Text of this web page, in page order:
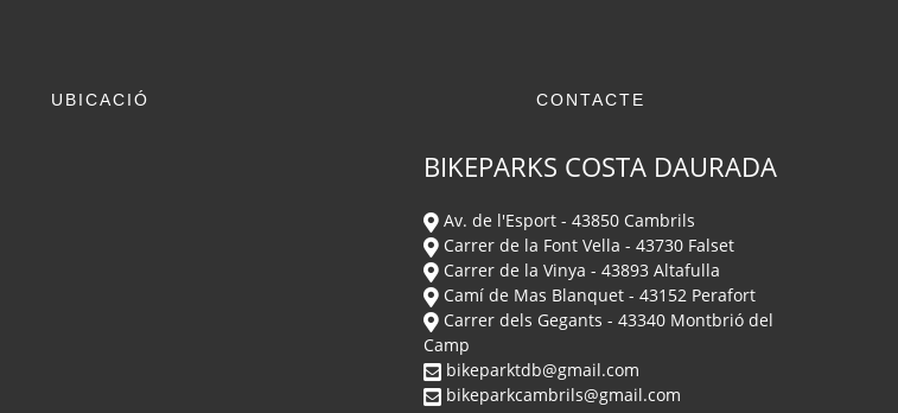
UBICACIÓ CONTACTE
BIKEPARKS COSTA DAURADA
Av. de l'Esport - 43850 Cambrils
Carrer de la Font Vella - 43730 Falset
Carrer de la Vinya - 43893 Altafulla
Camí de Mas Blanquet - 43152 Perafort
Carrer dels Gegants - 43340 Montbrió del
Camp
bikeparktdb@gmail.com
bikeparkcambrils@gmail.com